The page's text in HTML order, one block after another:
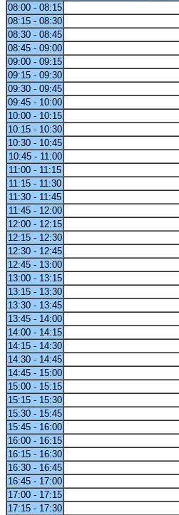
08:00 - 08:15
08:15 - 08:30
08:30 - 08:45
08:45 - 09:00
09:00 - 09:15
09:15 - 09:30
09:30 - 09:45
09:45 - 10:00
10:00 - 10:15
10:15 - 10:30
10:30 - 10:45
10:45 - 11:00
11:00 - 11:15
11:15 - 11:30
11:30 - 11:45
11:45 - 12:00
12:00 - 12:15
12:15 - 12:30
12:30 - 12:45
12:45 - 13:00
13:00 - 13:15
13:15 - 13:30
13:30 - 13:45
13:45 - 14:00
14:00 - 14:15
14:15 - 14:30
14:30 - 14:45
14:45 - 15:00
15:00 - 15:15
15:15 - 15:30
15:30 - 15:45
15:45 - 16:00
16:00 - 16:15
16:15 - 16:30
16:30 - 16:45
16:45 - 17:00
17:00 - 17:15
17:15 - 17:30